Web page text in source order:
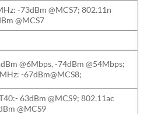
-73dBm @MCS7; 802.11n
@MCS7
@6Mbps, -74dBm @54Mbps;
-67dBm@MCS8;
63dBm @MCS9; 802.11ac
@MCS9